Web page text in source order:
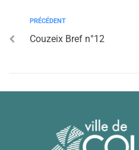
PRÉCÉDENT
Couzeix Bref n°12